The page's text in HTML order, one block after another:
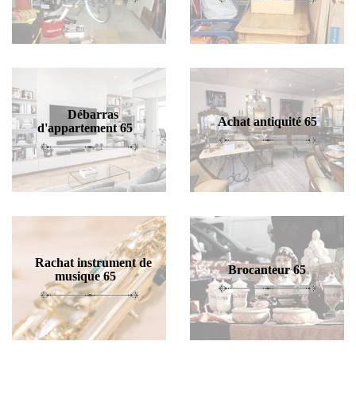
Débarras
d'appartement 65
Achat antiquité 65
Rachat instrument de
musique 65
Brocanteur 65